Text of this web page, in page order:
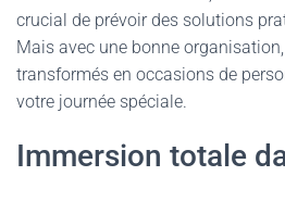
crucial de prévoir des solutions
Mais avec une bonne
transformés en occasions de
votre journée spéciale.
Immersion totale